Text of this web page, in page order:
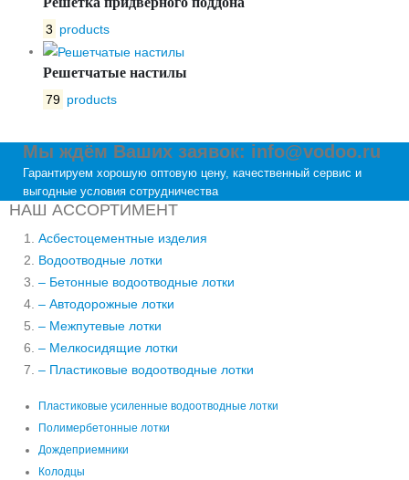
3 products
Решетчатые настилы
79 products
Мы ждём Ваших заявок: info@vodoo.ru
Гарантируем хорошую оптовую цену, качественный сервис и
выгодные условия сотрудничества
НАШ АССОРТИМЕНТ
Асбестоцементные изделия
Водоотводные лотки
– Бетонные водоотводные лотки
– Автодорожные лотки
– Межпутевые лотки
– Мелкосидящие лотки
– Пластиковые водоотводные лотки
Пластиковые усиленные водоотводные лотки
Полимербетонные лотки
Дождеприемники
Колодцы